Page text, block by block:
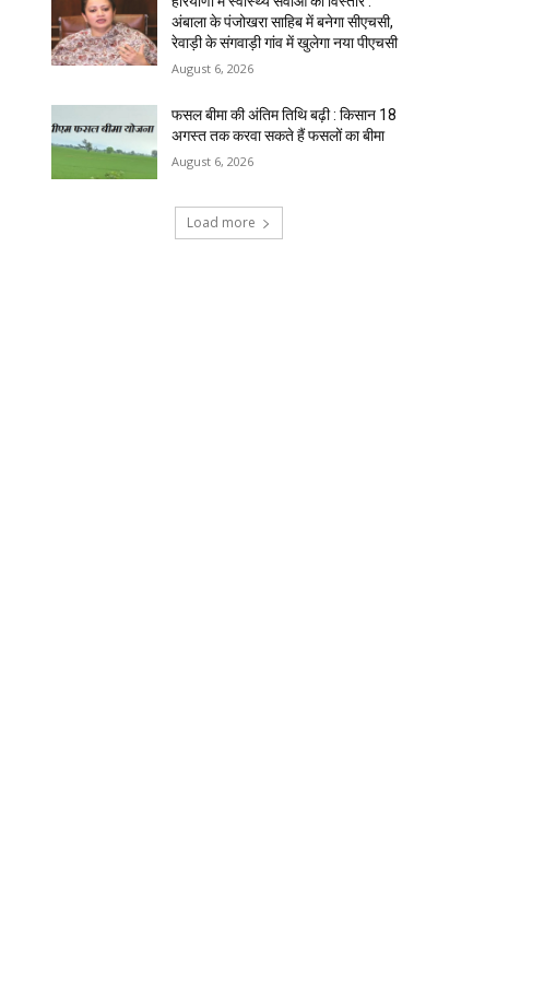
अंबाला के पंजोखरा साहिब में बनेगा सीएचसी,
रेवाड़ी के संगवाड़ी गांव में खुलेगा नया पीएचसी
August 6, 2026
फसल बीमा की अंतिम तिथि बढ़ी : किसान 18
अगस्त तक करवा सकते हैं फसलों का बीमा
August 6, 2026
Load more